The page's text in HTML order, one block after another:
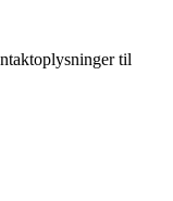
til